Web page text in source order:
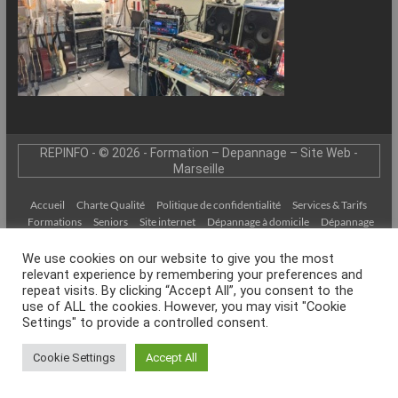
Internet
l’Informatique
Expliquée
REPINFO - © 2026 - Formation – Depannage – Site Web -
Marseille
Accueil Charte Qualité Politique de confidentialité
Services & Tarifs
Formations
Seniors Site internet Dépannage à domicile
Dépannage
liens
Académie Française Orthographe
Lexique Informatique
Contact
Espace clients
We use cookies on our website to give you the most
relevant experience by remembering your preferences and
repeat visits. By clicking “Accept All”, you consent to the
use of ALL the cookies. However, you may visit "Cookie
Settings" to provide a controlled consent.
Cookie Settings Accept All